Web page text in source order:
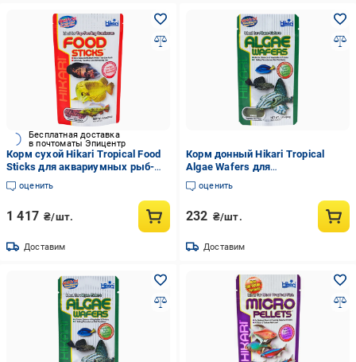
Бесплатная доставка
в почтоматы Эпицентр
Корм сухой Hikari Tropical Food
Sticks для аквариумных рыб-
хищников 20+ см палочки 11-13
мм 250 г плавающий (21729)
оценить
1 417 ₴/шт.
Доставим
Корм донный Hikari Tropical
Algae Wafers для
растительноядных сомов
анциструс 12+ см диски 15-20
оценить
232 ₴/шт.
Доставим